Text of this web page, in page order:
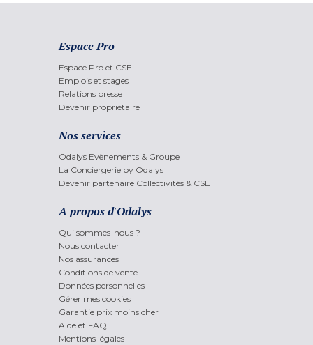
Espace Pro
Espace Pro et CSE
Emplois et stages
Relations presse
Devenir propriétaire
Nos services
Odalys Evènements & Groupe
La Conciergerie by Odalys
Devenir partenaire Collectivités & CSE
A propos d'Odalys
Qui sommes-nous ?
Nous contacter
Nos assurances
Conditions de vente
Données personnelles
Gérer mes cookies
Garantie prix moins cher
Aide et FAQ
Mentions légales